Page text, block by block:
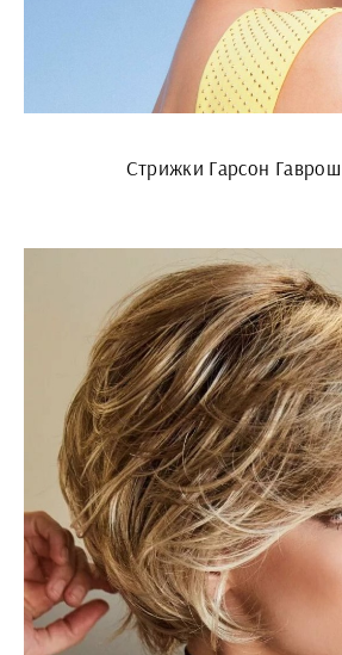
Стрижки Гарсон